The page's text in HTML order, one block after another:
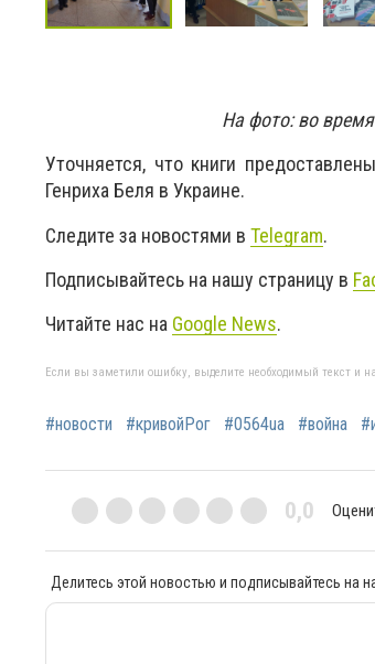
На фото: во
Уточняется, что книги
Генриха Беля в Украине.
Следите за новостями в Telegram.
Подписывайтесь на нашу страницу в
Читайте нас на Google News.
Если вы заметили ошибку, выделите необходимый текст и
#новости #кривойРог #0564ua #война
0,0
Делитесь этой новостью и подписывайтесь на